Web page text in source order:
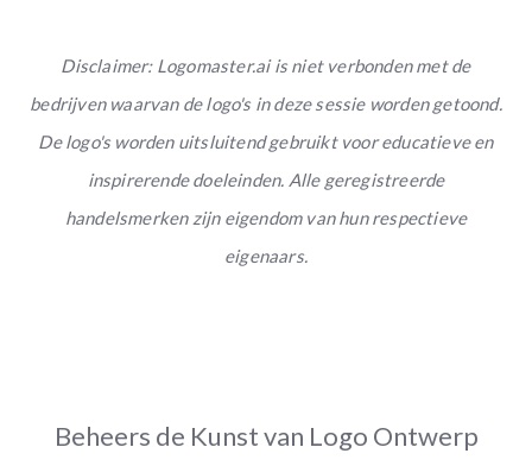
Disclaimer: Logomaster.ai is niet verbonden met de
bedrijven waarvan de logo's in deze sessie worden getoond.
De logo's worden uitsluitend gebruikt voor educatieve en
inspirerende doeleinden. Alle geregistreerde
handelsmerken zijn eigendom van hun respectieve
eigenaars.
Beheers de Kunst van Logo Ontwerp